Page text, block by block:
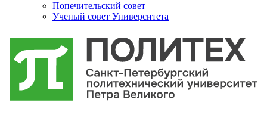
Попечительский совет
Ученый совет Университета